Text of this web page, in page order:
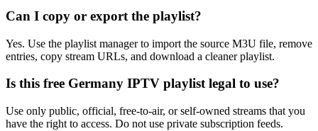
Can I copy or export the playlist?
Yes. Use the playlist manager to import the source M3U file, remove
entries, copy stream URLs, and download a cleaner playlist.
Is this free Germany IPTV playlist legal to use?
Use only public, official, free-to-air, or self-owned streams that you
have the right to access. Do not use private subscription feeds.